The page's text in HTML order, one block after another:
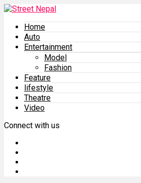
Home
Auto
Entertainment
Model
Fashion
Feature
lifestyle
Theatre
Video
Connect with us